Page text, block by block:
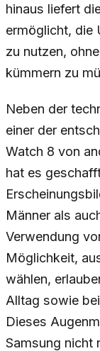
hinaus liefert
ermöglicht, die
zu nutzen,
kümmern zu
Neben der
einer der
Watch 8 von
hat es
Männer als
Verwendung
Möglichkeit,
wählen,
Alltag sowie
Dieses
Samsung nicht